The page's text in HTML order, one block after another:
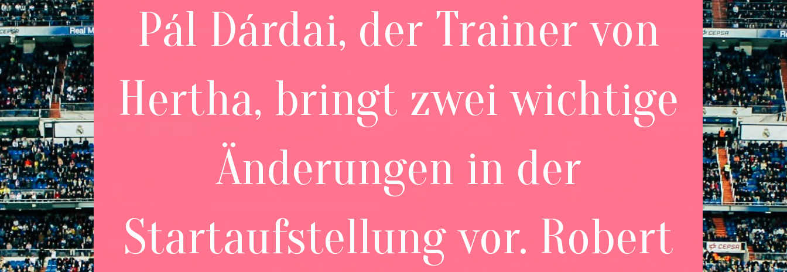
Pál Dárdai, der Trainer von
Hertha, bringt zwei wichtige
Änderungen in der
Startaufstellung vor. Robert